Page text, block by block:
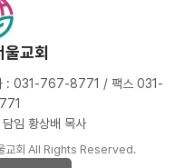
교회
: 031-767-8771 / 팩스 031-
임 황상배 목사
교회 All Rights Reserved.